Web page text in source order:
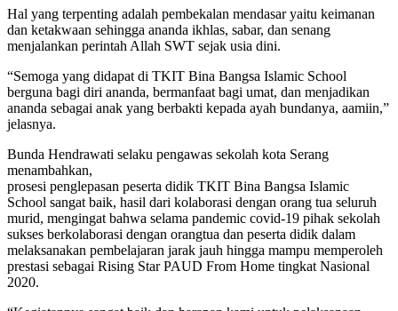
Hal yang terpenting adalah pembekalan mendasar yaitu keimanan
dan ketakwaan sehingga ananda ikhlas, sabar, dan senang
menjalankan perintah Allah SWT sejak usia dini.
“Semoga yang didapat di TKIT Bina Bangsa Islamic School
berguna bagi diri ananda, bermanfaat bagi umat, dan menjadikan
ananda sebagai anak yang berbakti kepada ayah bundanya, aamiin,”
jelasnya.
Bunda Hendrawati selaku pengawas sekolah kota Serang
menambahkan,
prosesi penglepasan peserta didik TKIT Bina Bangsa Islamic
School sangat baik, hasil dari kolaborasi dengan orang tua seluruh
murid, mengingat bahwa selama pandemic covid-19 pihak sekolah
sukses berkolaborasi dengan orangtua dan peserta didik dalam
melaksanakan pembelajaran jarak jauh hingga mampu memperoleh
prestasi sebagai Rising Star PAUD From Home tingkat Nasional
2020.